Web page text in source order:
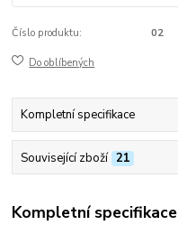
Číslo produktu: 02
Do oblíbených
Kompletní specifikace
Související zboží 21
Kompletní specifikace